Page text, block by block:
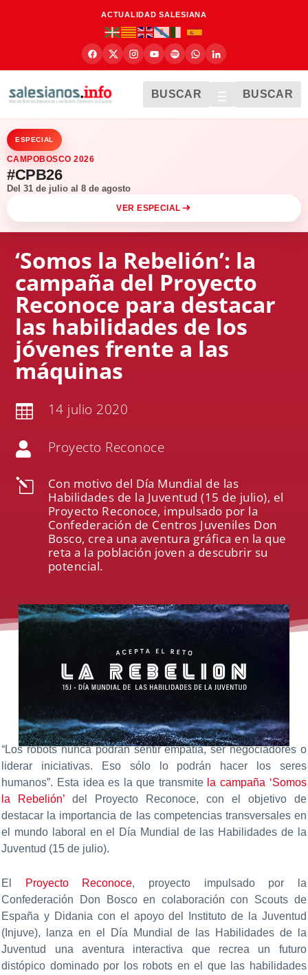
ACTUALIDAD SALESIANA
BUSCAR BUSCAR
ESPECIAL
CAMPOBOSCO 2026
#CPB26
Del 31 de julio al 8 de agosto
VER ESPECIAL
‘Somos la Rebelión’: la
campaña del Proyecto
Reconoce para destacar
las habilidades de los
jóvenes frente a las
máquinas
 14 julio 2020
 Proyecto Reconoce
l
Con motivo del Día Mundial de las
Habilidades de la Juventud (15 de julio), el
Proyecto Reconoce, impulsado por la
Confederación de Centros Juveniles Don
Bosco, crea una aventura gráfica en la que
reta a la población joven a descubrir su
potencial.
“Los robots nunca podrán sentir empatía, ser negociadores o
liderar iniciativas. Eso sólo lo podrán hacer los seres
humanos”. Esta idea es la que transmite la campaña ‘Somos
la Rebelión’ del Proyecto Reconoce, con el objetivo de
destacar la importancia de las competencias transversales en
el mundo laboral en el Día Mundial de las Habilidades de la
Juventud (15 de julio).
El Proyecto Reconoce, proyecto impulsado por la
Confederación Don Bosco en colaboración con Scouts de
España y Didania con el apoyo del Instituto de la Juventud
(Injuve), lanza en el Día Mundial de las Habilidades de la
Juventud una aventura interactiva que recrea un futuro
distópico dominado por los robots en el que las habilidades